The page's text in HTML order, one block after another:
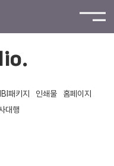
패키지 인쇄물
홈페이지
대행